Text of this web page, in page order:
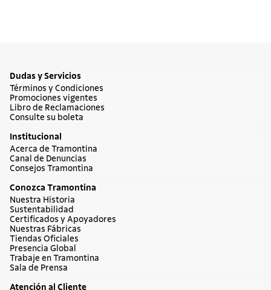
Dudas y Servicios
Términos y Condiciones
Promociones vigentes
Libro de Reclamaciones
Consulte su boleta
Institucional
Acerca de Tramontina
Canal de Denuncias
Consejos Tramontina
Conozca Tramontina
Nuestra Historia
Sustentabilidad
Certificados y Apoyadores
Nuestras Fábricas
Tiendas Oficiales
Presencia Global
Trabaje en Tramontina
Sala de Prensa
Atención al Cliente